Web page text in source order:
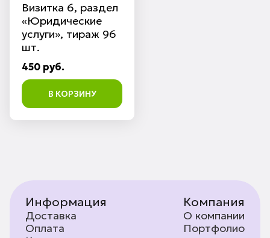
Визитка 6, раздел
«Юридические
услуги», тираж 96
шт.
450 руб.
В КОРЗИНУ
Информация
Доставка
Оплата
Компания
О компании
Портфолио